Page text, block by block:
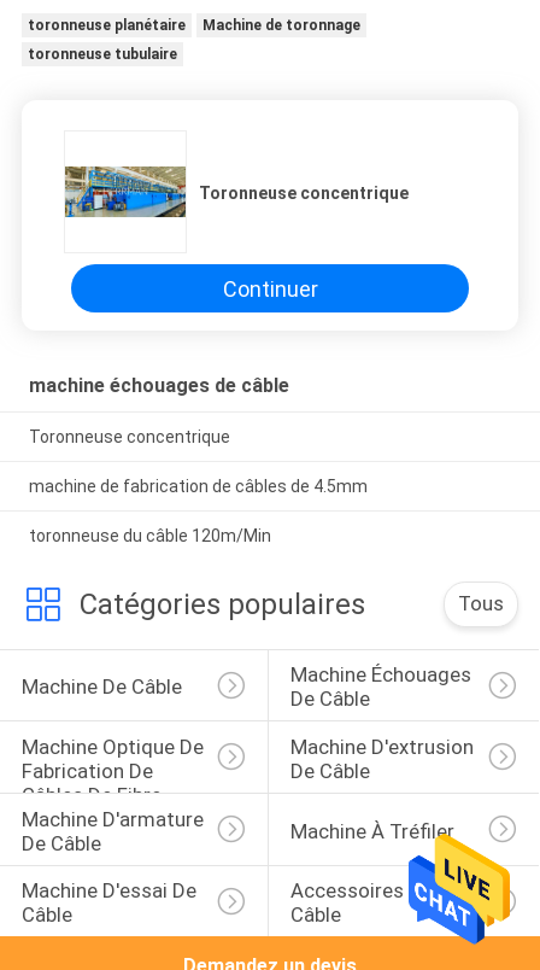
toronneuse planétaire
Machine de toronnage
toronneuse tubulaire
Toronneuse concentrique
Continuer
machine échouages de câble
Toronneuse concentrique
machine de fabrication de câbles de 4.5mm
toronneuse du câble 120m/Min
Catégories populaires Tous
Machine De Câble
Machine Échouages
De Câble
Machine Optique De
Fabrication De
Câbles De Fibre
Machine D'extrusion
De Câble
Machine D'armature
De Câble
Machine À Tréfiler
Machine D'essai De
Câble
Accessoires De
Câble